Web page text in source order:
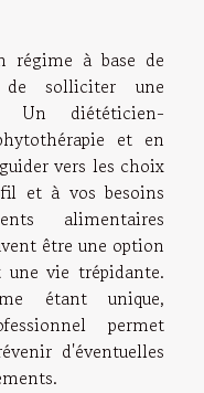
régime à base de
solliciter une
Un diététicien-
et en
vers les choix
et à vos besoins
alimentaires
être une option
une vie trépidante.
étant unique,
permet
d'éventuelles